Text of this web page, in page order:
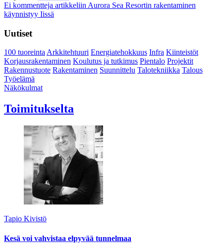
Ei kommentteja artikkeliin Aurora Sea Resortin rakentaminen
käynnistyy Iissä
Uutiset
100 tuoreintaArkkitehtuuri Energiatehokkuus Infra Kiinteistöt
Korjausrakentaminen Koulutus ja tutkimus Pientalo Projektit
Rakennustuote Rakentaminen Suunnittelu Talotekniikka Talous
Työelämä
Näkökulmat
Toimitukselta
Tapio Kivistö
Kesä voi vahvistaa elpyvää tunnelmaa